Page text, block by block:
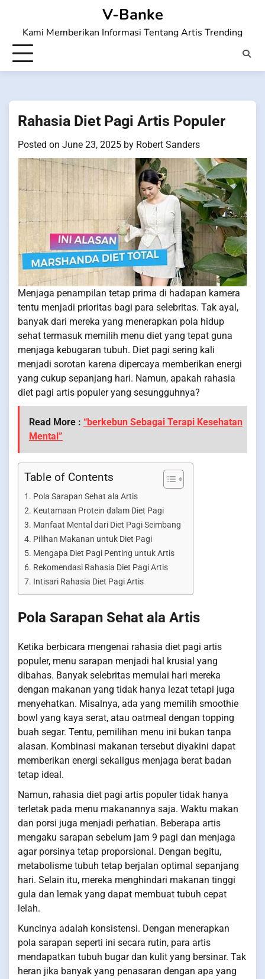
content
V-Banke
Kami Memberikan Informasi Tentang Artis Trending
Rahasia Diet Pagi Artis Populer
Posted on June 23, 2025 by Robert Sanders
Menjaga penampilan tetap prima di hadapan kamera
tentu menjadi prioritas bagi para selebritas. Tak ayal,
banyak dari mereka yang menerapkan pola hidup
sehat termasuk memilih menu diet yang tepat guna
menjaga kebugaran tubuh. Diet pagi sering kali
menjadi sorotan karena dipercaya memberikan energi
yang cukup sepanjang hari. Namun, apakah rahasia
diet pagi artis populer yang sesungguhnya?
Read More : “berkebun Sebagai Terapi Kesehatan
Mental”
Table of Contents
Pola Sarapan Sehat ala Artis
Keutamaan Protein dalam Diet Pagi
Manfaat Mental dari Diet Pagi Seimbang
Pilihan Makanan untuk Diet Pagi
Mengapa Diet Pagi Penting untuk Artis
Rekomendasi Rahasia Diet Pagi Artis
Intisari Rahasia Diet Pagi Artis
Pola Sarapan Sehat ala Artis
Ketika berbicara mengenai rahasia diet pagi artis
populer, menu sarapan menjadi hal krusial yang
dibahas. Banyak selebritas memulai hari mereka
dengan makanan yang tidak hanya lezat tetapi juga
menyehatkan. Misalnya, ada yang memilih smoothie
bowl yang kaya serat, atau oatmeal dengan topping
buah segar. Tentu, pemilihan menu ini bukan tanpa
alasan. Kombinasi makanan tersebut diyakini dapat
memberikan energi sekaligus menjaga berat badan
tetap ideal.
Namun, rahasia diet pagi artis populer tidak hanya
terletak pada menu makanannya saja. Waktu makan
dan porsi juga menjadi perhatian. Beberapa artis
mengaku sarapan sebelum jam 9 pagi dan menjaga
agar porsinya tetap proporsional. Dengan begitu,
metabolisme tubuh tetap berjalan optimal sepanjang
hari. Selain itu, mereka menghindari makanan tinggi
gula dan lemak yang dapat membuat tubuh cepat
lelah.
Kuncinya adalah konsistensi. Dengan menerapkan
pola sarapan seperti ini secara rutin, para artis
mendapatkan tubuh bugar dan kulit yang bersinar. Tak
heran jika banyak yang penasaran dengan apa yang